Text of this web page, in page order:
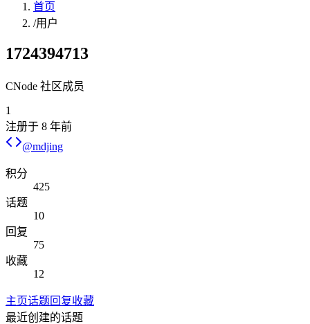
首页
/用户
1724394713
CNode 社区成员
1
注册于 8 年前
@mdjing
积分
425
话题
10
回复
75
收藏
12
主页话题回复收藏
最近创建的话题